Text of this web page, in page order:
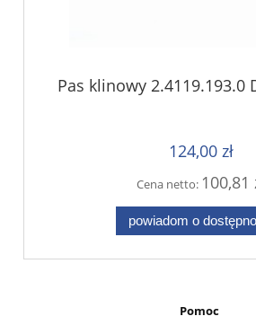
Pas klinowy 2.4119.193.0
124,00 zł
Cena netto: 100,81
powiadom o
Pomoc